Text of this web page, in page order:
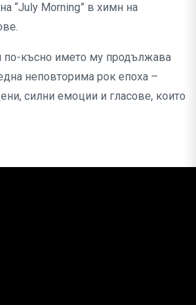
“July Morning” в химн на
по-късно името му продължава
неповторима рок епоха –
силни емоции и гласове, които